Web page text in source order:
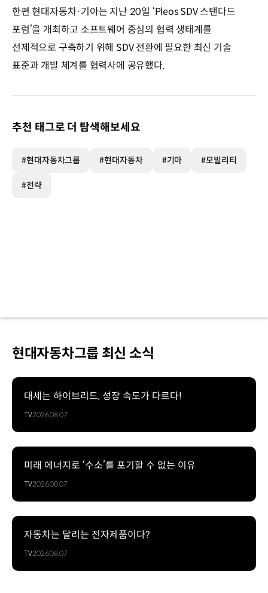
한편 현대자동차·기아는 지난 20일 ‘Pleos SDV 스탠다드
포럼’을 개최하고 소프트웨어 중심의 협력 생태계를
선제적으로 구축하기 위해 SDV 전환에 필요한 최신 기술
표준과 개발 체계를 협력사에 공유했다.
추천 태그로 더 탐색해보세요
#현대자동차그룹 #현대자동차 #기아 #모빌리티
#전략
현대자동차그룹 최신 소식
대세는 하이브리드, 성장 속도가 다르다!
TV2026.08.07
미래 에너지로 ‘수소’를 포기할 수 없는 이유
TV2026.08.07
자동차는 달리는 전자제품이다?
TV2026.08.07